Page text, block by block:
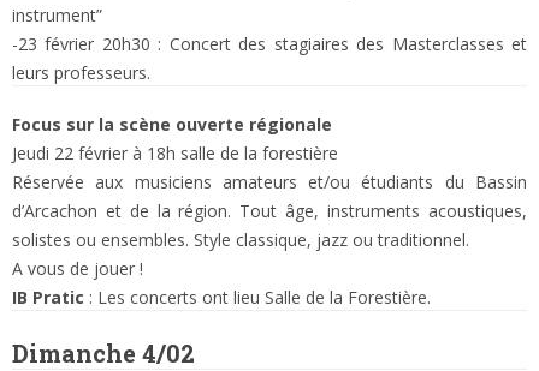
instrument”
-23 février 20h30 : Concert des stagiaires des Masterclasses et
leurs professeurs.
Focus sur la scène ouverte régionale
Jeudi 22 février à 18h salle de la forestière
Réservée aux musiciens amateurs et/ou étudiants du Bassin
d’Arcachon et de la région. Tout âge, instruments acoustiques,
solistes ou ensembles. Style classique, jazz ou traditionnel.
A vous de jouer !
IB Pratic : Les concerts ont lieu Salle de la Forestière.
Dimanche 4/02